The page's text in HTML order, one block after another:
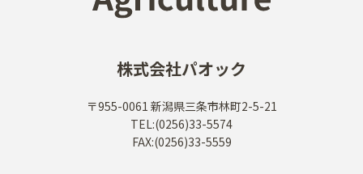
株式会社パオック
〒955-0061 新潟県三条市林町2-5-21
TEL:(0256)33-5574
FAX:(0256)33-5559